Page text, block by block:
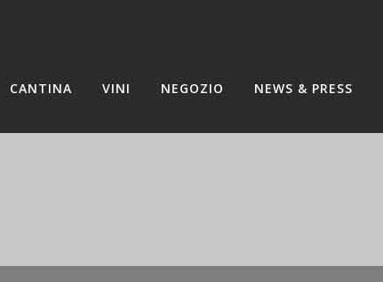
CANTINA VINI NEGOZIO NEWS & PRESS